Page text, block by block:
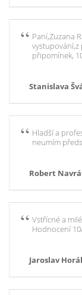
Paní,Zuzana
připomínek,
Stanislava
Hladší a
neumím
Robert
Vstřícné a
Hodnocení
Jaroslav